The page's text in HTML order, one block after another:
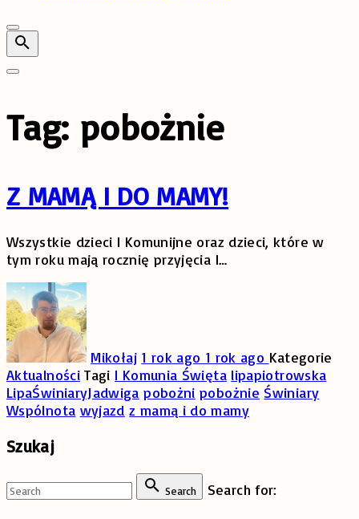
Tag: pobożnie
Z MAMĄ I DO MAMY!
Wszystkie dzieci I Komunijne oraz dzieci, które w
tym roku mają rocznię przyjęcia I…
Mikołaj 1 rok ago 1 rok ago Kategorie
Aktualności Tagi I Komunia Święta lipapiotrowska
LipaŚwiniaryJadwiga pobożni pobożnie Świniary
Wspólnota wyjazd z mamą i do mamy
Szukaj
Search Search for: